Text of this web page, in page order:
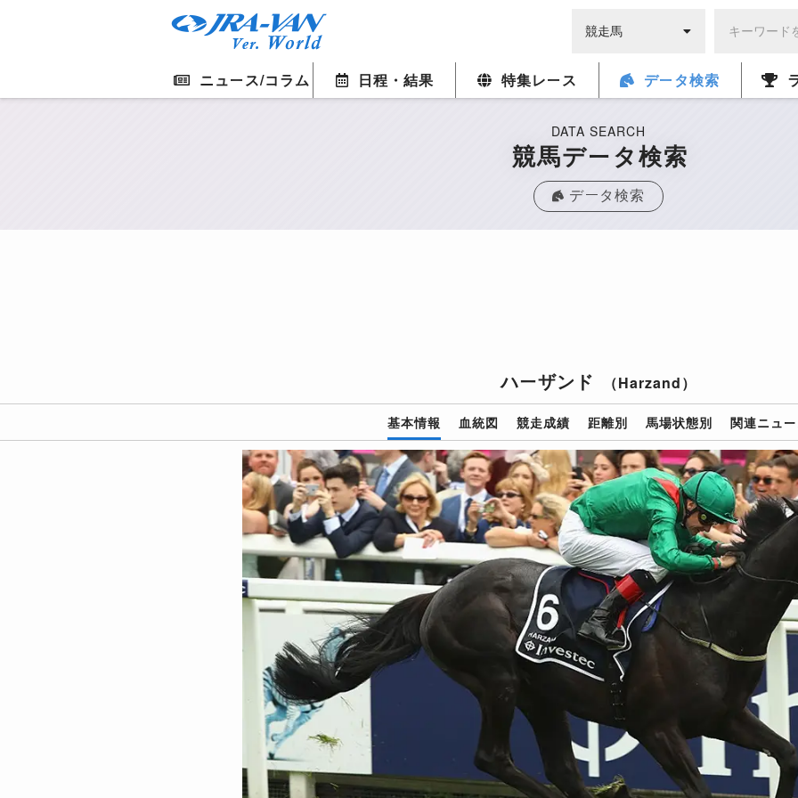
ニュース/コラム 日程・結果 特集レース データ検索
DATA SEARCH
競馬データ検索
データ検索
ハーザンド （Harzand）
基本情報 血統図 競走成績 距離別 馬場状態別 関連ニュ